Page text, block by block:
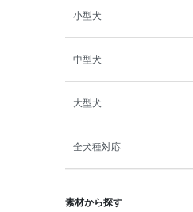
小型犬
中型犬
大型犬
全犬種対応
素材から探す